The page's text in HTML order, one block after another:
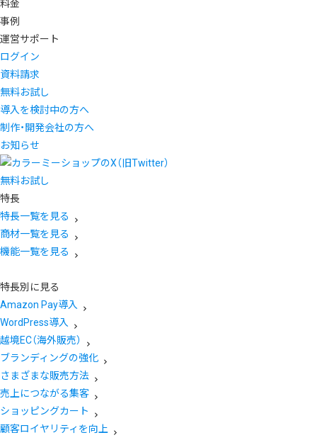
料金
事例
運営サポート
ログイン
資料請求
無料お試し
導入を検討中の方へ
制作・開発会社の方へ
お知らせ
無料お試し
特長
特長一覧を見る
商材一覧を見る
機能一覧を見る
特長別に見る
Amazon Pay導入
WordPress導入
越境EC（海外販売）
ブランディングの強化
さまざまな販売方法
売上につながる集客
ショッピングカート
顧客ロイヤリティを向上